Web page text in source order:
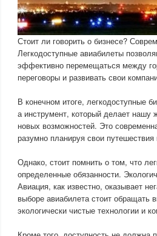
Стоит ли говорить о бизнесе?
Легкодоступные авиабилеты
эффективно перемещаться между
переговоры и развивать свои
В конечном итоге, легкодоступные
а инструмент, который делает нашу
новых возможностей. Это
разумно планируя свои
Однако, стоит помнить о том, что
определенные обязанности.
Авиация, как известно, оказывает
выборе авиабилета стоит обращать
экологически чистые технологии и